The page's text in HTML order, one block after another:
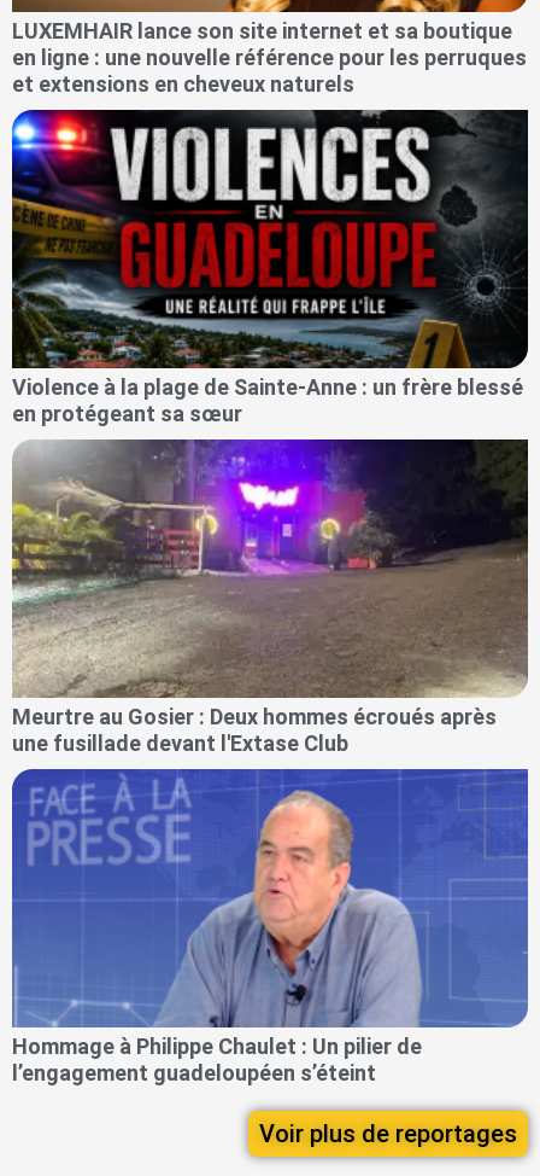
LUXEMHAIR lance son site internet et sa boutique
en ligne : une nouvelle référence pour les perruques
et extensions en cheveux naturels
Violence à la plage de Sainte-Anne : un frère blessé
en protégeant sa sœur
Meurtre au Gosier : Deux hommes écroués après
une fusillade devant l'Extase Club
Hommage à Philippe Chaulet : Un pilier de
l’engagement guadeloupéen s’éteint
Voir plus de reportages